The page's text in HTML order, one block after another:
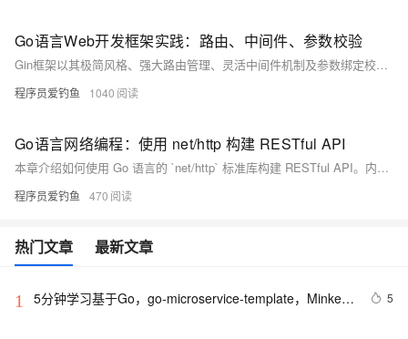
Go语言Web开发框架实践：路由、中间件、参数校验
Gin框架以其极简风格、强大路由管理、灵活中间件机制及参数绑定校验系统著称。本文详解其核心功能：1) 路由管理，支持分组与路径参数；2) 中间件机制，实现全局与局部控制；3) 参数绑定，涵盖多种来源；4) 结构体绑定与字段校验，确保数据合法性；5) 自定义校验器扩展功能；6) 统一错误处理提升用户体验。Gin以清晰模块化、流程可控及自动化校验等优势，成为开发者的优选工具。
程序员爱钓鱼 1040
Go语言网络编程：使用 net/http 构建 RESTful API
本章介绍如何使用 Go 语言的 `net/http` 标准库构建 RESTful API。内容涵盖 RESTful API 的基本概念及规范，包括 GET、POST、PUT 和 DELETE 方法的实现。通过定义用户数据结构和模拟数据库，逐步实现获取用户列表、创建用户、更新用户、删除用户的 HTTP 路由处理函数。同时提供辅助函数用于路径参数解析，并展示如何设置路由器启动服务。最后通过 curl 或 Postman 测试接口功能。章节总结了路由分发、JSON 编解码、方法区分、并发安全管理和路径参数解析等关键点，为更复杂需求推荐第三方框架如 Gin、Echo 和 Chi。
程序员爱钓鱼 470
热门文章 最新文章
1
5分钟学习基于Go，go-microservice-template，Minke的
5